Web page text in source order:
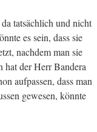
tatsächlich und nicht
es sein, dass sie
nachdem man sie
hat der Herr Bandera
aufpassen, dass man
gewesen, könnte